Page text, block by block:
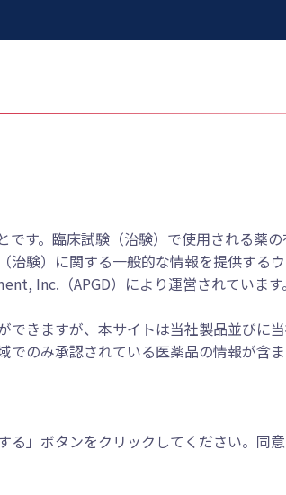
す。臨床試験（治験）で使用される薬
験）に関する一般的な情報を提供する
Inc.（APGD）により運営されています。
きますが、本サイトは当社製品並びに
のみ承認されている医薬品の情報が含ま
」ボタンをクリックしてください。同